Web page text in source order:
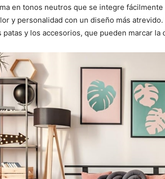
en tonos neutros que se integre
y personalidad con un diseño más
patas y los accesorios, que pueden marcar